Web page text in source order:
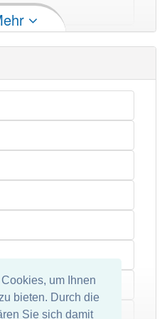
um Ihnen
bieten. Durch die
Sie sich damit
(um)